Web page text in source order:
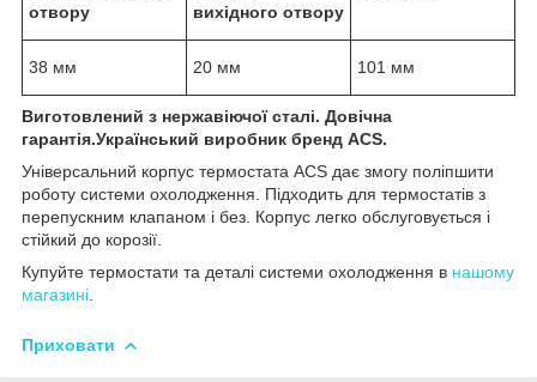
отвору
вихідного отвору
38 мм 20 мм 101 мм
Виготовлений з нержавіючої сталі. Довічна
гарантія.Український виробник бренд ACS.
Універсальний корпус термостата ACS дає змогу поліпшити
роботу системи охолодження. Підходить для термостатів з
перепускним клапаном і без. Корпус легко обслуговується і
стійкий до корозії.
Купуйте термостати та деталі системи охолодження в нашому
магазині
Приховати